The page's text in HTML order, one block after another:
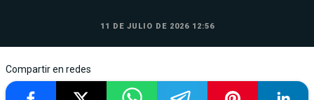
11 DE JULIO DE 2026 12:56
Compartir en redes